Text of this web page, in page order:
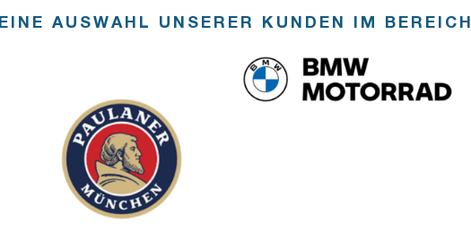
EINE AUSWAHL UNSERER KUNDEN IM